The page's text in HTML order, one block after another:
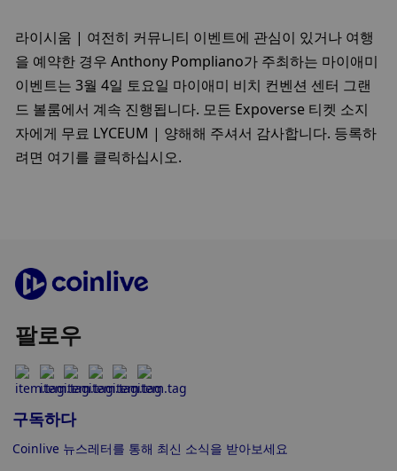
라이시움 | 여전히 커뮤니티 이벤트에 관심이 있거나 여행
을 예약한 경우 Anthony Pompliano가 주최하는 마이애미
이벤트는 3월 4일 토요일 마이애미 비치 컨벤션 센터 그랜
드 볼룸에서 계속 진행됩니다. 모든 Expoverse 티켓 소지
자에게 무료 LYCEUM | 양해해 주셔서 감사합니다. 등록하
려면 여기를 클릭하십시오.
팔로우
구독하다
Coinlive 뉴스레터를 통해 최신 소식을 받아보세요